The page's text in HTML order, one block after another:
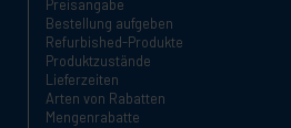
Preisangabe
Bestellung aufgeben
Refurbished-Produkte
Produktzustände
Lieferzeiten
Arten von Rabatten
Mengenrabatte